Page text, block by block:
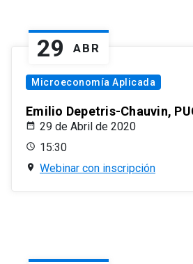
29 ABR
Microeconomía Aplicada
Emilio Depetris-Chauvin,
29 de Abril de 2020
15:30
Webinar con inscripción